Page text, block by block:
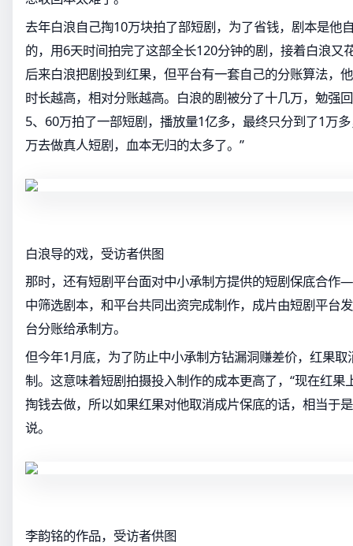
去年白浪自己掏10万块拍了部短剧，为了省钱，剧本是他
的，用6天时间拍完了这部全长120分钟的剧，接着白浪又
后来白浪把剧投到红果，但平台有一套自己的分账算法，
时长越高，相对分账越高。白浪的剧被分了十几万，勉强
5、60万拍了一部短剧，播放量1亿多，最终只分到了1万
万去做真人短剧，血本无归的太多了。”
白浪导的戏，受访者供图
那时，还有短剧平台面对中小承制方提供的短剧保底合
中筛选剧本，和平台共同出资完成制作，成片由短剧平台
台分账给承制方。
但今年1月底，为了防止中小承制方钻漏洞赚差价，红果
制。这意味着短剧拍摄投入制作的成本更高了，“现在红果
掏钱去做，所以如果红果对他取消成片保底的话，相当于
说。
李韵铭的作品，受访者供图